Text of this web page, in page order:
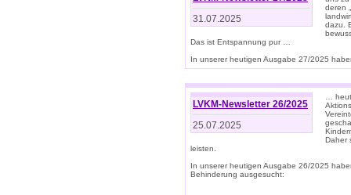
31.07.2025
deren
dazu.
Das ist Entspannung pur …
In unserer heutigen Ausgabe 27/2025
LVKM-Newsletter 26/2025
25.07.2025
…
Daher
leisten.
In unserer heutigen Ausgabe 26/2025
Behinderung ausgesucht: